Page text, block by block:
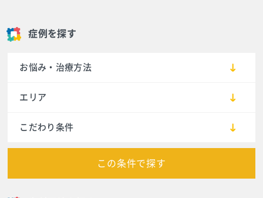
症例を探す
お悩み・治療方法
エリア
こだわり条件
この条件で探す